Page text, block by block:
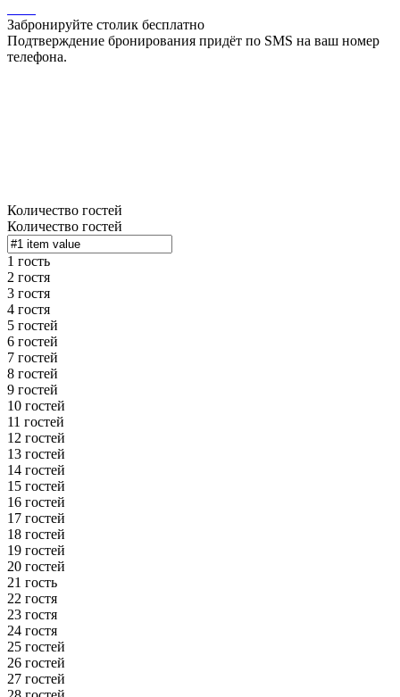
Забронируйте столик бесплатно
Подтверждение бронирования придёт по SMS на ваш номер
телефона.
Количество гостей
Количество гостей
1 гость
2 гостя
3 гостя
4 гостя
5 гостей
6 гостей
7 гостей
8 гостей
9 гостей
10 гостей
11 гостей
12 гостей
13 гостей
14 гостей
15 гостей
16 гостей
17 гостей
18 гостей
19 гостей
20 гостей
21 гость
22 гостя
23 гостя
24 гостя
25 гостей
26 гостей
27 гостей